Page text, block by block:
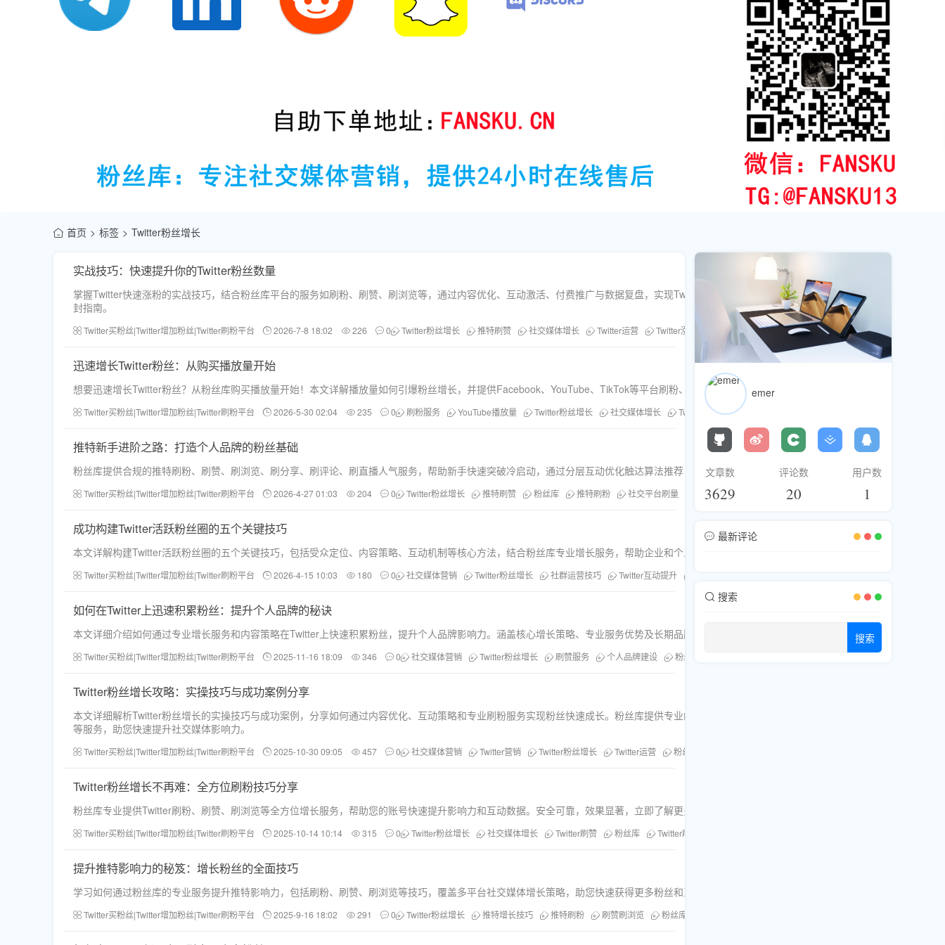
首页 标签 Twitter粉丝增长
实战技巧：快速提升你的Twitter粉丝数量
掌握Twitter快速涨粉的实战技巧，结合粉丝库平台的服务如刷粉、刷赞、刷浏览等，通过内容优化、互动激活、付费推广与数据复盘，实现Twitter粉丝数稳定增长。含SEO策略与防
封指南。
Twitter买粉丝|Twitter增加粉丝|Twitter刷粉平台 2026-7-8 18:02 226 0 Twitter粉丝增长 推特刷赞 社交媒体增长 Twitter运营 Twitter涨粉技巧 粉丝库 刷粉平台 推特粉丝
迅速增长Twitter粉丝：从购买播放量开始
想要迅速增长Twitter粉丝？从粉丝库购买播放量开始！本文详解播放量如何引爆粉丝增长，并提供Facebook、YouTube、TikTok等平台刷粉、刷赞、刷浏览一站式方案，安全高效，助力账号起飞。
Twitter买粉丝|Twitter增加粉丝|Twitter刷粉平台 2026-5-30 02:04 235 0 刷粉服务 YouTube播放量 Twitter粉丝增长 社交媒体增长 Twitter刷赞 粉丝库
推特新手进阶之路：打造个人品牌的粉丝基础
粉丝库提供合规的推特刷粉、刷赞、刷浏览、刷分享、刷评论、刷直播人气服务，帮助新手快速突破冷启动，通过分层互动优化触达算法推荐，建立稳固的个人品牌粉丝基础。
Twitter买粉丝|Twitter增加粉丝|Twitter刷粉平台 2026-4-27 01:03 204 0 Twitter粉丝增长 推特刷赞 粉丝库 推特刷粉 社交平台刷量 推特直播人气 推特刷浏览 个人品牌打造
成功构建Twitter活跃粉丝圈的五个关键技巧
本文详解构建Twitter活跃粉丝圈的五个关键技巧，包括受众定位、内容策略、互动机制等核心方法，结合粉丝库专业增长服务，帮助企业和个人打造高互动社交媒体社群。
Twitter买粉丝|Twitter增加粉丝|Twitter刷粉平台 2026-4-15 10:03 180 0 社交媒体营销 Twitter粉丝增长 社群运营技巧 Twitter互动提升
如何在Twitter上迅速积累粉丝：提升个人品牌的秘诀
本文详细介绍如何通过专业增长服务和内容策略在Twitter上快速积累粉丝，提升个人品牌影响力。涵盖核心增长策略、专业服务优势及长期品牌建设方案。
Twitter买粉丝|Twitter增加粉丝|Twitter刷粉平台 2025-11-16 18:09 346 0 社交媒体营销 Twitter粉丝增长 刷赞服务 个人品牌建设 粉丝库
Twitter粉丝增长攻略：实操技巧与成功案例分享
本文详细解析Twitter粉丝增长的实操技巧与成功案例，分享如何通过内容优化、互动策略和专业刷粉服务实现粉丝快速成长。粉丝库提供专业的Twitter刷粉、刷赞、刷评论
等服务，助您快速提升社交媒体影响力。
Twitter买粉丝|Twitter增加粉丝|Twitter刷粉平台 2025-10-30 09:05 457 0 社交媒体营销 Twitter营销 Twitter粉丝增长 Twitter运营 粉丝库
Twitter粉丝增长不再难：全方位刷粉技巧分享
粉丝库专业提供Twitter刷粉、刷赞、刷浏览等全方位增长服务，帮助您的账号快速提升影响力和互动数据。安全可靠，效果显著，立即了解更多！
Twitter买粉丝|Twitter增加粉丝|Twitter刷粉平台 2025-10-14 10:14 315 0 Twitter粉丝增长 社交媒体增长 Twitter刷赞 粉丝库 Twitter刷粉
提升推特影响力的秘笈：增长粉丝的全面技巧
学习如何通过粉丝库的专业服务提升推特影响力，包括刷粉、刷赞、刷浏览等技巧，覆盖多平台社交媒体增长策略，助您快速获得更多粉丝和互动。
Twitter买粉丝|Twitter增加粉丝|Twitter刷粉平台 2025-9-16 18:02 291 0 Twitter粉丝增长 推特增长技巧 推特刷粉 刷赞刷浏览 粉丝库服务
emer
文章数
3629
评论数
20
用户数
1
最新评论
搜索
搜索